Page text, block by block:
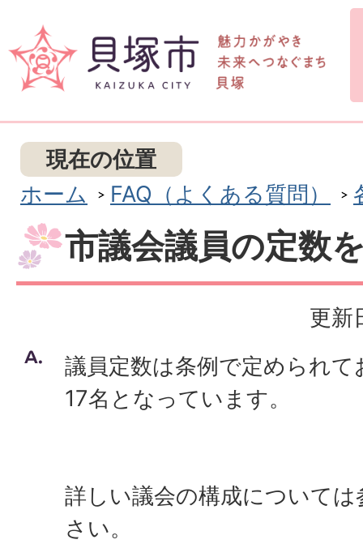
現在の位置
ホーム
FAQ（よくある質問）
市議会議員の定数
更新
議員定数は条例で定められ
17名となっています。
詳しい議会の構成について
さい。